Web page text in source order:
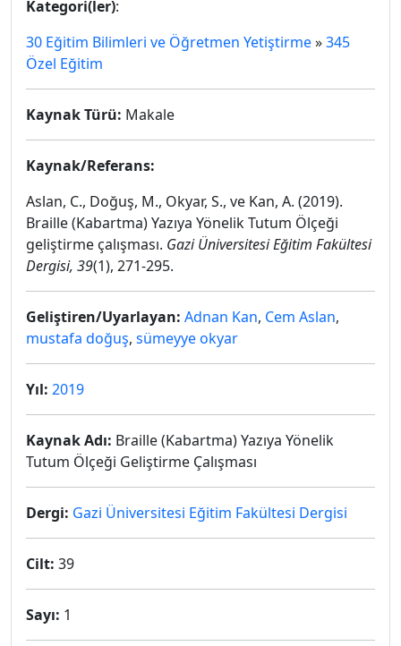
Kategori(ler):
30 Eğitim Bilimleri ve Öğretmen Yetiştirme»345
Özel Eğitim
Kaynak Türü: Makale
Kaynak/Referans:
Aslan, C., Doğuş, M., Okyar, S., ve Kan, A. (2019).
Braille (Kabartma) Yazıya Yönelik Tutum Ölçeği
geliştirme çalışması. Gazi Üniversitesi Eğitim Fakültesi
Dergisi, 39(1), 271-295.
Geliştiren/Uyarlayan: Adnan Kan, Cem Aslan,
mustafa doğuş, sümeyye okyar
Yıl: 2019
Kaynak Adı: Braille (Kabartma) Yazıya Yönelik
Tutum Ölçeği Geliştirme Çalışması
Dergi: Gazi Üniversitesi Eğitim Fakültesi Dergisi
Cilt: 39
Sayı: 1